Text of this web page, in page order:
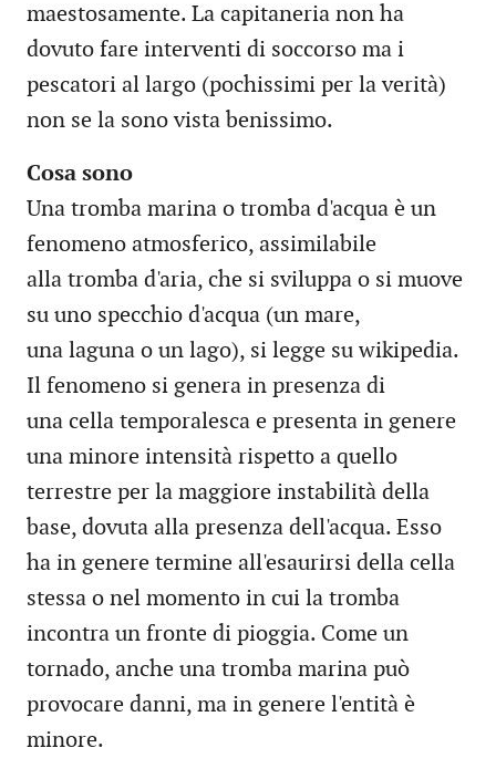
maestosamente. La capitaneria non ha
dovuto fare interventi di soccorso ma i
pescatori al largo (pochissimi per la verità)
non se la sono vista benissimo.
Cosa sono
Una tromba marina o tromba d'acqua è un
fenomeno atmosferico, assimilabile
alla tromba d'aria, che si sviluppa o si muove
su uno specchio d'acqua (un mare,
una laguna o un lago), si legge su wikipedia.
Il fenomeno si genera in presenza di
una cella temporalesca e presenta in genere
una minore intensità rispetto a quello
terrestre per la maggiore instabilità della
base, dovuta alla presenza dell'acqua. Esso
ha in genere termine all'esaurirsi della cella
stessa o nel momento in cui la tromba
incontra un fronte di pioggia. Come un
tornado, anche una tromba marina può
provocare danni, ma in genere l'entità è
minore.